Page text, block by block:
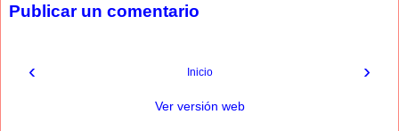
Publicar un comentario
‹ ›
Inicio
Ver versión web